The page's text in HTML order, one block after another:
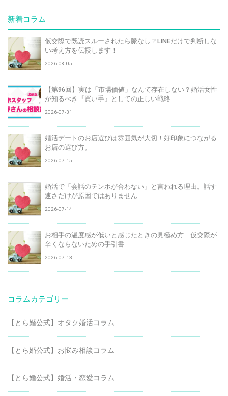
新着コラム
仮交際で既読スルーされたら脈なし？LINEだけで判断しな
い考え方を伝授します！
2026-08-05
【第96回】実は「市場価値」なんて存在しない？婚活女性
が知るべき『買い手』としての正しい戦略
2026-07-31
婚活デートのお店選びは雰囲気が大切！好印象につながる
お店の選び方。
2026-07-15
婚活で「会話のテンポが合わない」と言われる理由。話す
速さだけが原因ではありません
2026-07-14
お相手の温度感が低いと感じたときの見極め方｜仮交際が
辛くならないための手引書
2026-07-13
コラムカテゴリー
【とら婚公式】オタク婚活コラム
【とら婚公式】お悩み相談コラム
【とら婚公式】婚活・恋愛コラム